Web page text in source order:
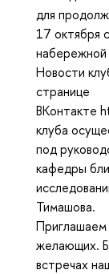
для
17 октября
набережной
Новости
странице
ВКонтакте
клуба
под
кафедры
Тимашова.
Приглашаем
желающих.
встречах